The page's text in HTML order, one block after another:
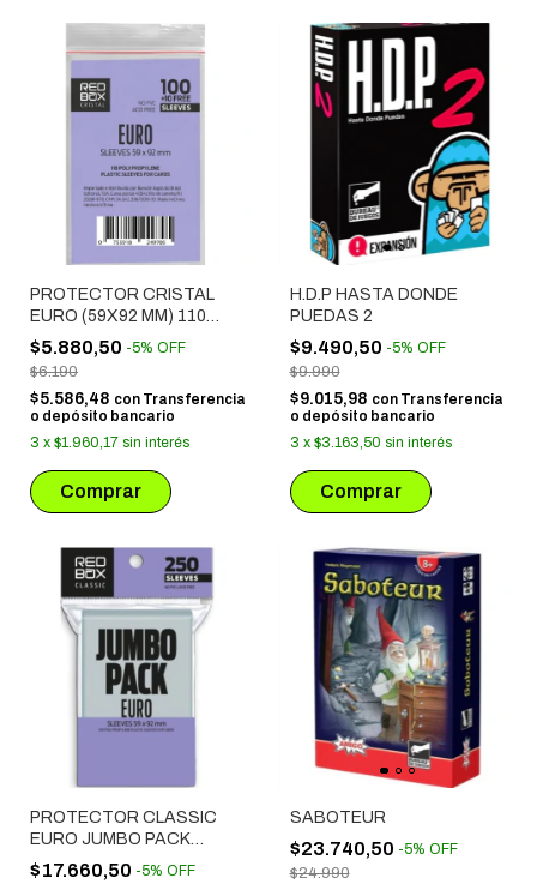
PROTECTOR CRISTAL
EURO (59X92 MM) 110
UNIDADES
$5.880,50 -5% OFF
$6.190
$5.586,48 con Transferencia
o depósito bancario
3 x $1.960,17 sin interés
H.D.P HASTA DONDE
PUEDAS 2
$9.490,50 -5% OFF
$9.990
$9.015,98 con Transferencia
o depósito bancario
3 x $3.163,50 sin interés
PROTECTOR CLASSIC
EURO JUMBO PACK
(59X92 MM) 250 UNIDADES
$17.660,50 -5% OFF
SABOTEUR
$23.740,50 -5% OFF
$24.990